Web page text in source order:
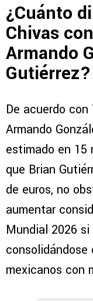
¿Cuánto
Chivas
Armando
Gutiérrez?
De acuerdo
Armando
estimado en 15
que Brian
de euros, no
aumentar
Mundial 2026
mexicanos con